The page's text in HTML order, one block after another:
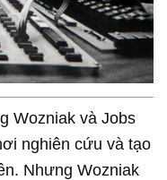
Wozniak và Jobs
nghiên cứu và tạo
Nhưng Wozniak